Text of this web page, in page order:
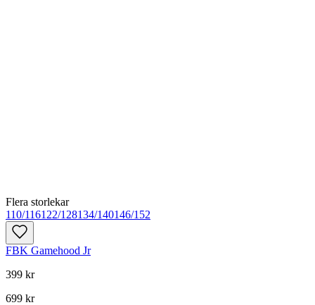
Flera storlekar
110/116122/128134/140146/152
FBK Gamehood Jr
399 kr
699 kr